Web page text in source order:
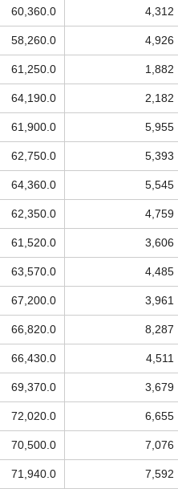
60,360.0 4,312
58,260.0 4,926
61,250.0 1,882
64,190.0 2,182
61,900.0 5,955
62,750.0 5,393
64,360.0 5,545
62,350.0 4,759
61,520.0 3,606
63,570.0 4,485
67,200.0 3,961
66,820.0 8,287
66,430.0 4,511
69,370.0 3,679
72,020.0 6,655
70,500.0 7,076
71,940.0 7,592